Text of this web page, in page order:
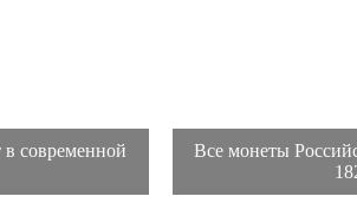
современной
Все монеты